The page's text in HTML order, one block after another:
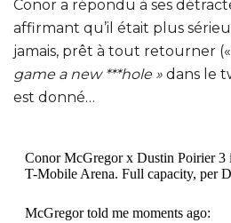
Conor a répondu à ses
affirmant qu’il était plus
jamais, prêt à tout retourner («
game a new ***hole » dans le
est donné…
Conor McGregor x Dustin Poirier 3
T-Mobile Arena. Full capacity, per
McGregor told me moments ago: